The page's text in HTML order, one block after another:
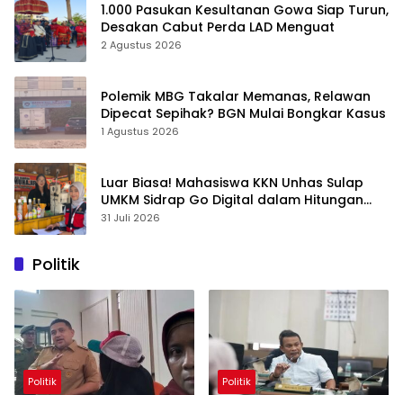
1.000 Pasukan Kesultanan Gowa Siap Turun,
Desakan Cabut Perda LAD Menguat
2 Agustus 2026
Polemik MBG Takalar Memanas, Relawan
Dipecat Sepihak? BGN Mulai Bongkar Kasus
1 Agustus 2026
Luar Biasa! Mahasiswa KKN Unhas Sulap
UMKM Sidrap Go Digital dalam Hitungan
Hari
31 Juli 2026
Politik
Politik Politik